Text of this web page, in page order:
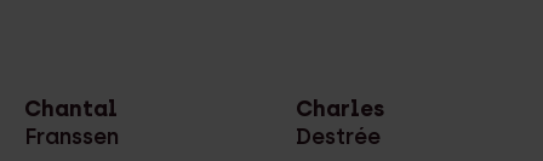
Chantal
Franssen
Charles
Destrée